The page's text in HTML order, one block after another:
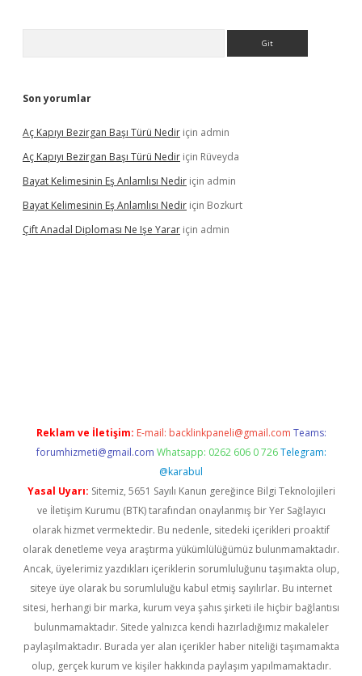
Son yorumlar
Aç Kapıyı Bezirgan Başı Türü Nedir için admin
Aç Kapıyı Bezirgan Başı Türü Nedir için Rüveyda
Bayat Kelimesinin Eş Anlamlısı Nedir için admin
Bayat Kelimesinin Eş Anlamlısı Nedir için Bozkurt
Çift Anadal Diploması Ne Işe Yarar için admin
Reklam ve İletişim: E-mail: backlinkpaneli@gmail.com Teams:
forumhizmeti@gmail.com Whatsapp: 0262 606 0 726 Telegram:
@karabul
Yasal Uyarı: Sitemiz, 5651 Sayılı Kanun gereğince Bilgi Teknolojileri
ve İletişim Kurumu (BTK) tarafından onaylanmış bir Yer Sağlayıcı
olarak hizmet vermektedir. Bu nedenle, sitedeki içerikleri proaktif
olarak denetleme veya araştırma yükümlülüğümüz bulunmamaktadır.
Ancak, üyelerimiz yazdıkları içeriklerin sorumluluğunu taşımakta olup,
siteye üye olarak bu sorumluluğu kabul etmiş sayılırlar. Bu internet
sitesi, herhangi bir marka, kurum veya şahıs şirketi ile hiçbir bağlantısı
bulunmamaktadır. Sitede yalnızca kendi hazırladığımız makaleler
paylaşılmaktadır. Burada yer alan içerikler haber niteliği taşımamakta
olup, gerçek kurum ve kişiler hakkında paylaşım yapılmamaktadır.